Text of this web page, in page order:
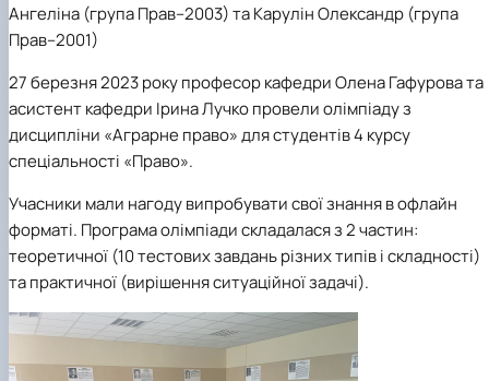
Ангеліна (група Прав–2003) та Карулін Олександр (група
Прав–2001)
27 березня 2023 рокупрофесор кафедри Олена Гафурова та
асистент кафедри Ірина Лучко провели олімпіадуз
дисципліни «Аграрне право»для студентів 4 курсу
спеціальності «Право».
Учасники мали нагоду випробувати свої знання в офлайн
форматі. Програма олімпіади складалася з 2 частин:
теоретичної (10 тестових завдань різних типів і складності)
та практичної (вирішення ситуаційної задачі).